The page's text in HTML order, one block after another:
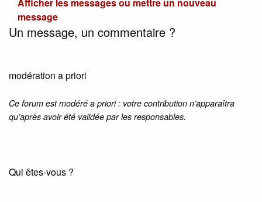
message
Un message, un commentaire ?
modération a priori
Ce forum est modéré a priori : votre contribution n’apparaîtra
qu’après avoir été validée par les responsables.
Qui êtes-vous ?